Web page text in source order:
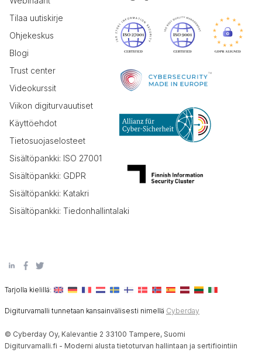
Tilaa uutiskirje
Ohjekeskus
Blogi
Trust center
Videokurssit
Viikon digiturvauutiset
Käyttöehdot
Tietosuojaselosteet
Sisältöpankki: ISO 27001
Sisältöpankki: GDPR
Sisältöpankki: Katakri
Sisältöpankki: Tiedonhallintalaki
Tarjolla kielillä:
Digiturvamalli tunnetaan kansainvälisesti nimellä Cyberday
© Cyberday Oy, Kalevantie 2 33100 Tampere, Suomi
Digiturvamalli.fi - Moderni alusta tietoturvan hallintaan ja sertifiointiin